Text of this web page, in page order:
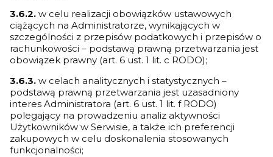
3.6.2. w celu realizacji obowiązków ustawowych
ciążących na Administratorze, wynikających w
szczególności z przepisów podatkowych i przepisów o
rachunkowości – podstawą prawną przetwarzania jest
obowiązek prawny (art. 6 ust. 1 lit. c RODO);
3.6.3. w celach analitycznych i statystycznych –
podstawą prawną przetwarzania jest uzasadniony
interes Administratora (art. 6 ust. 1 lit. f RODO)
polegający na prowadzeniu analiz aktywności
Użytkowników w Serwisie, a także ich preferencji
zakupowych w celu doskonalenia stosowanych
funkcjonalności;